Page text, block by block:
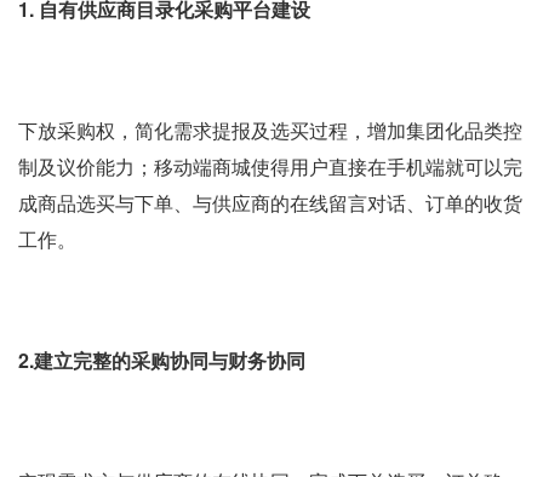
1. 自有供应商目录化采购平台建设
下放采购权，简化需求提报及选买过程，增加集团化品类控
制及议价能力；移动端商城使得用户直接在手机端就可以完
成商品选买与下单、与供应商的在线留言对话、订单的收货
工作。
2.建立完整的采购协同与财务协同